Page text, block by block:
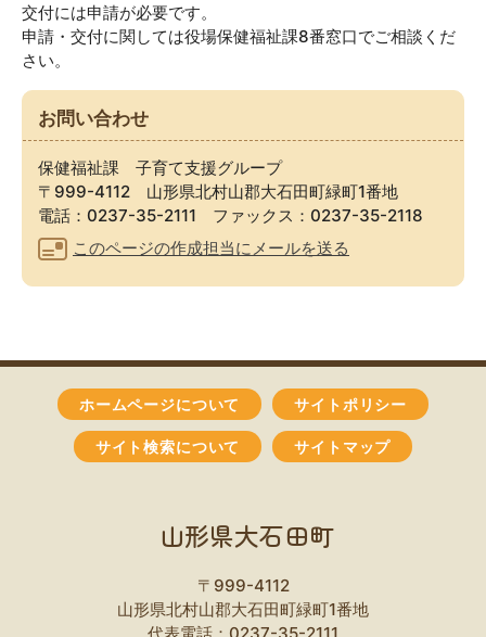
交付には申請が必要です。
申請・交付に関しては役場保健福祉課8番窓口でご相談くだ
さい。
お問い合わせ
保健福祉課 子育て支援グループ
〒999-4112 山形県北村山郡大石田町緑町1番地
電話：0237-35-2111 ファックス：0237-35-2118
このページの作成担当にメールを送る
ホームページについて サイトポリシー
サイト検索について サイトマップ
山形県大石田町
〒999-4112
山形県北村山郡大石田町緑町1番地